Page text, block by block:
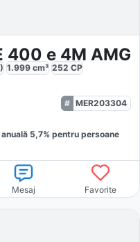
400 e 4M AMG
1.999 cm³ 252 CP
MER203304
anuală 5,7% pentru persoane
Mesaj Favorite